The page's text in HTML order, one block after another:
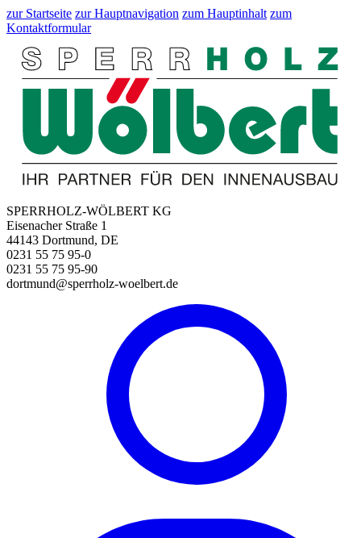
zur Startseite zur Hauptnavigation zum Hauptinhalt zum
Kontaktformular
SPERRHOLZ-WÖLBERT KG
Eisenacher Straße 1
44143 Dortmund, DE
0231 55 75 95-0
0231 55 75 95-90
dortmund@sperrholz-woelbert.de